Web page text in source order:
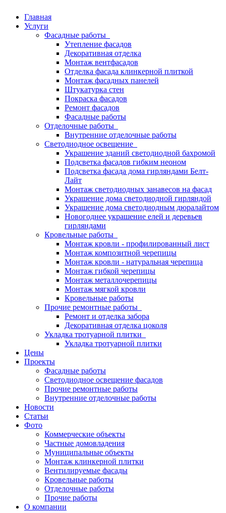
Главная
Услуги
Фасадные работы
Утепление фасадов
Декоративная отделка
Монтаж вентфасадов
Отделка фасада клинкерной плиткой
Монтаж фасадных панелей
Штукатурка стен
Покраска фасадов
Ремонт фасадов
Фасадные работы
Отделочные работы
Внутренние отделочные работы
Светодиодное освещение
Украшение зданий светодиодной бахромой
Подсветка фасадов гибким неоном
Подсветка фасада дома гирляндами Белт-
Лайт
Монтаж светодиодных занавесов на фасад
Украшение дома светодиодной гирляндой
Украшение дома светодиодным дюралайтом
Новогоднее украшение елей и деревьев
гирляндами
Кровельные работы
Монтаж кровли - профилированный лист
Монтаж композитной черепицы
Монтаж кровли - натуральная черепица
Монтаж гибкой черепицы
Монтаж металлочерепицы
Монтаж мягкой кровли
Кровельные работы
Прочие ремонтные работы
Ремонт и отделка забора
Декоративная отделка цоколя
Укладка тротуарной плитки
Укладка тротуарной плитки
Цены
Проекты
Фасадные работы
Светодиодное освещение фасадов
Прочие ремонтные работы
Внутренние отделочные работы
Новости
Статьи
Фото
Коммерческие объекты
Частные домовладения
Муниципальные объекты
Монтаж клинкерной плитки
Вентилируемые фасады
Кровельные работы
Отделочные работы
Прочие работы
О компании